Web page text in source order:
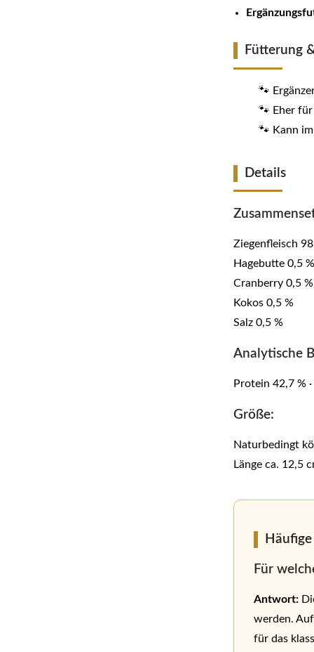
Fütterung
🐾
🐾 Eher
🐾 Kann
Details
Ziegenfleisch
Hagebutte 0,5 %
Cranberry 0,5 %
Kokos 0,5 %
Salz 0,5 %
Analytische
Protein 42,7 %
Größe:
Naturbedingt
Länge ca. 12,5
Für
Antwort:
werden.
für das